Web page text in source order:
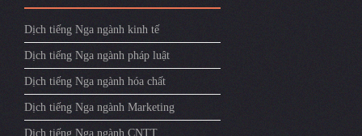
Dịch tiếng Nga ngành kinh tế
Dịch tiếng Nga ngành pháp luật
Dịch tiếng Nga ngành hóa chất
Dịch tiếng Nga ngành Marketing
Dịch tiếng Nga ngành CNTT